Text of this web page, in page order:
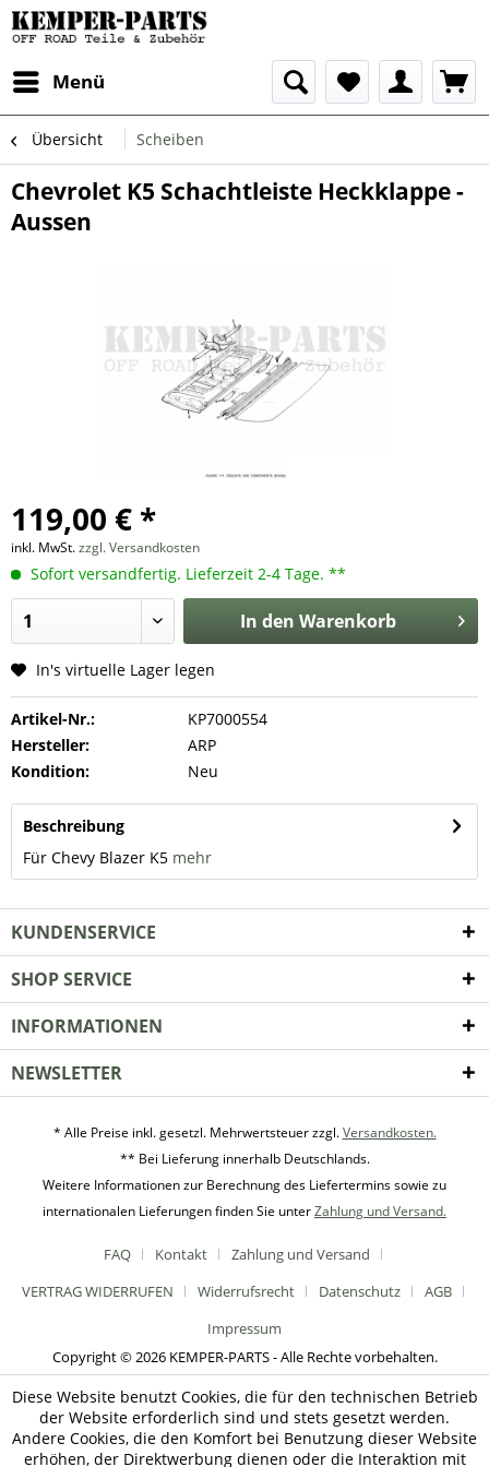
Menü
Übersicht Scheiben
Chevrolet K5 Schachtleiste Heckklappe -
Aussen
119,00 € *
inkl. MwSt.zzgl. Versandkosten
Sofort versandfertig. Lieferzeit 2-4 Tage. **
In den Warenkorb
In's virtuelle Lager legen
Artikel-Nr.:
KP7000554
Hersteller:
ARP
Kondition:
Neu
Beschreibung
Für Chevy Blazer K5 mehr
KUNDENSERVICE
SHOP SERVICE
INFORMATIONEN
NEWSLETTER
* Alle Preise inkl. gesetzl. Mehrwertsteuer zzgl.Versandkosten.
** Bei Lieferung innerhalb Deutschlands.
Weitere Informationen zur Berechnung des Liefertermins sowie zu
internationalen Lieferungen finden Sie unterZahlung und Versand.
FAQ Kontakt
Zahlung und Versand
VERTRAG WIDERRUFEN
Widerrufsrecht Datenschutz
AGB
Impressum
Copyright © 2026 KEMPER-PARTS - Alle Rechte vorbehalten.
Diese Website benutzt Cookies, die für den technischen Betrieb
der Website erforderlich sind und stets gesetzt werden.
Andere Cookies, die den Komfort bei Benutzung dieser Website
erhöhen, der Direktwerbung dienen oder die Interaktion mit